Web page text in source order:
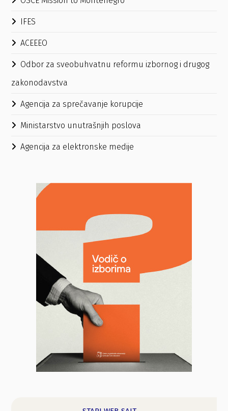
IFES
ACEEEO
Odbor za sveobuhvatnu reformu izbornog i drugog
zakonodavstva
Agencija za sprečavanje korupcije
Ministarstvo unutrašnjih poslova
Agencija za elektronske medije